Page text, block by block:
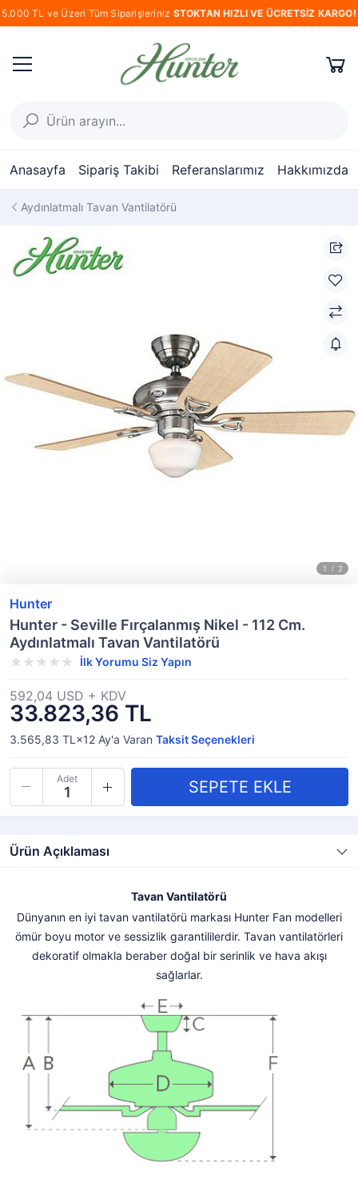
5.000 TL ve Üzeri Tüm Siparişleriniz STOKTAN HIZLI VE ÜCRETSİZ KARGO!
Anasayfa Sipariş Takibi Referanslarımız Hakkımızda
Aydınlatmalı Tavan Vantilatörü
Hunter
Hunter - Seville Fırçalanmış Nikel - 112 Cm.
Aydınlatmalı Tavan Vantilatörü
İlk Yorumu Siz Yapın
33.823,36 TL
592,04 USD + KDV
3.565,83 TL×12 Ay'a Varan Taksit Seçenekleri
Adet
Ürün Açıklaması
Tavan Vantilatörü
Dünyanın en iyi tavan vantilatörü markası Hunter Fan modelleri
ömür boyu motor ve sessizlik garantililerdir. Tavan vantilatörleri
dekoratif olmakla beraber doğal bir serinlik ve hava akışı
sağlarlar.